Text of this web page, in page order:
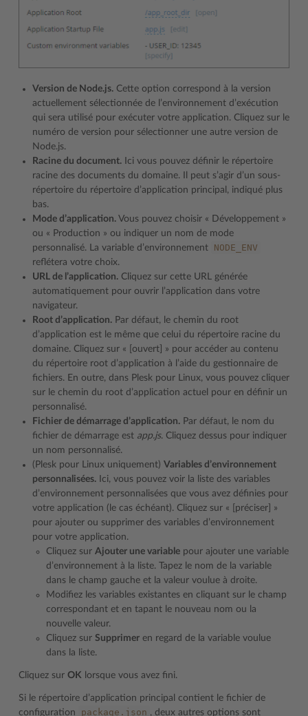
Version de Node.js. Cette option correspond à la version
actuellement sélectionnée de l’environnement d’exécution
qui sera utilisé pour exécuter votre application. Cliquez sur le
numéro de version pour sélectionner une autre version de
Node.js.
Racine du document. Ici vous pouvez définir le répertoire
racine des documents du domaine. Il peut s’agir d’un sous-
répertoire du répertoire d’application principal, indiqué plus
bas.
Mode d’application. Vous pouvez choisir « Développement »
ou « Production » ou indiquer un nom de mode
personnalisé. La variable d’environnement
NODE_ENV
reflétera votre choix.
URL de l’application. Cliquez sur cette URL générée
automatiquement pour ouvrir l’application dans votre
navigateur.
Root d’application. Par défaut, le chemin du root
d’application est le même que celui du répertoire racine du
domaine. Cliquez sur « [ouvert] » pour accéder au contenu
du répertoire root d’application à l’aide du gestionnaire de
fichiers. En outre, dans Plesk pour Linux, vous pouvez cliquer
sur le chemin du root d’application actuel pour en définir un
personnalisé.
Fichier de démarrage d’application. Par défaut, le nom du
fichier de démarrage est app.js. Cliquez dessus pour indiquer
un nom personnalisé.
(Plesk pour Linux uniquement) Variables d’environnement
personnalisées. Ici, vous pouvez voir la liste des variables
d’environnement personnalisées que vous avez définies pour
votre application (le cas échéant). Cliquez sur « [préciser] »
pour ajouter ou supprimer des variables d’environnement
pour votre application.
Cliquez sur Ajouter une variable pour ajouter une variable
d’environnement à la liste. Tapez le nom de la variable
dans le champ gauche et la valeur voulue à droite.
Modifiez les variables existantes en cliquant sur le champ
correspondant et en tapant le nouveau nom ou la
nouvelle valeur.
Cliquez sur Supprimer en regard de la variable voulue
dans la liste.
Cliquez sur OK lorsque vous avez fini.
Si le répertoire d’application principal contient le fichier de
configuration
package.json , deux autres options sont